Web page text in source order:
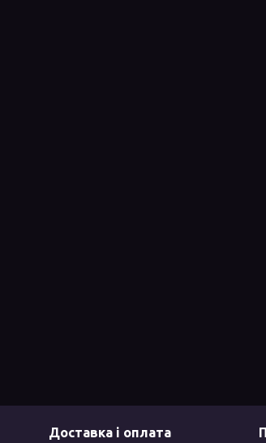
Доставка і оплата